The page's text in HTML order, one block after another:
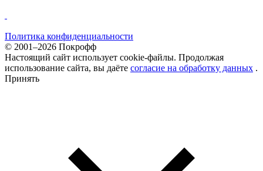
Политика конфиденциальности
© 2001–2026 Покрофф
Настоящий сайт использует cookie-файлы. Продолжая
использование сайта, вы даёте согласие на обработку данных .
Принять